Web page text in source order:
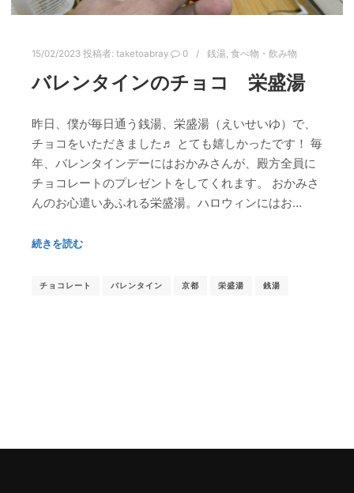
15/02/2023 投稿者: taketoabray 0 銭湯, 食べ物・飲み物
バレンタインのチョコ 栄盛湯
昨日、僕が毎日通う銭湯、栄盛湯（えいせいゆ）で、
チョコをいただきました♬ とても嬉しかったです！ 毎
年、バレンタインデーにはおかみさんが、殿方全員に
チョコレートのプレゼントをしてくれます。 おかみさ
んのお心遣いあふれる栄盛湯。ハロウィンにはお…
続きを読む
チョコレート バレンタイン 京都 栄盛湯 銭湯